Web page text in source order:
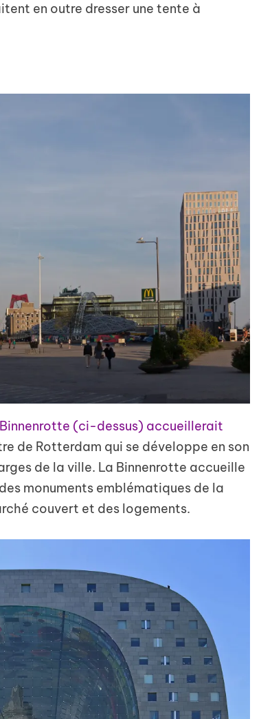
en outre dresser une tente à
(ci-dessus) accueillerait
de Rotterdam qui se développe en son
de la ville. La Binnenrotte accueille
monuments emblématiques de la
couvert et des logements.